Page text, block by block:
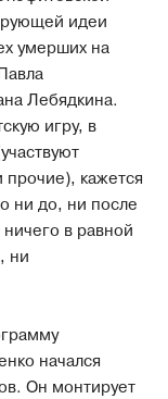
идеи
умерших на
Лебядкина.
игру, в
прочие), кажется
ни до, ни после
в равной
ни
начался
Он монтирует